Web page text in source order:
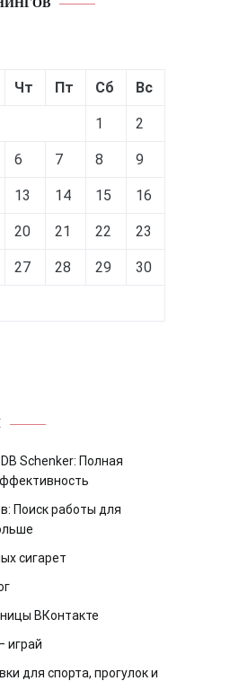
Чт Пт Сб Вс
1 2
6 7 8 9
13 14 15 16
20 21 22 23
27 28 29 30
Schenker: Полная
Поиск работы для
сигарет
ВКонтакте
играй
для спорта, прогулок и